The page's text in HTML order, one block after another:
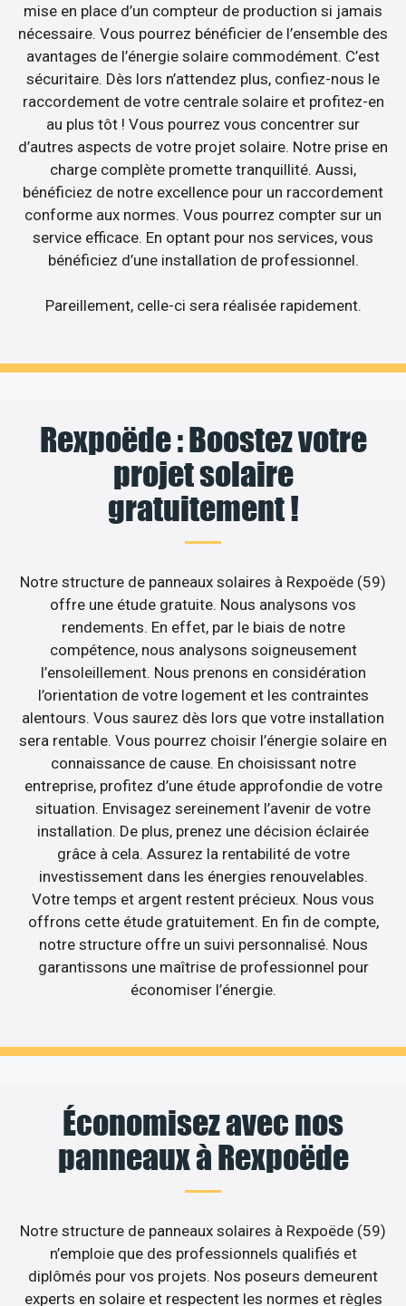
mise en place d’un compteur de production si jamais
nécessaire. Vous pourrez bénéficier de l’ensemble des
avantages de l’énergie solaire commodément. C’est
sécuritaire. Dès lors n’attendez plus, confiez-nous le
raccordement de votre centrale solaire et profitez-en
au plus tôt ! Vous pourrez vous concentrer sur
d’autres aspects de votre projet solaire. Notre prise en
charge complète promette tranquillité. Aussi,
bénéficiez de notre excellence pour un raccordement
conforme aux normes. Vous pourrez compter sur un
service efficace. En optant pour nos services, vous
bénéficiez d’une installation de professionnel.
Pareillement, celle-ci sera réalisée rapidement.
Rexpoëde : Boostez votre
projet solaire
gratuitement !
Notre structure de panneaux solaires à Rexpoëde (59)
offre une étude gratuite. Nous analysons vos
rendements. En effet, par le biais de notre
compétence, nous analysons soigneusement
l’ensoleillement. Nous prenons en considération
l’orientation de votre logement et les contraintes
alentours. Vous saurez dès lors que votre installation
sera rentable. Vous pourrez choisir l’énergie solaire en
connaissance de cause. En choisissant notre
entreprise, profitez d’une étude approfondie de votre
situation. Envisagez sereinement l’avenir de votre
installation. De plus, prenez une décision éclairée
grâce à cela. Assurez la rentabilité de votre
investissement dans les énergies renouvelables.
Votre temps et argent restent précieux. Nous vous
offrons cette étude gratuitement. En fin de compte,
notre structure offre un suivi personnalisé. Nous
garantissons une maîtrise de professionnel pour
économiser l’énergie.
Économisez avec nos
panneaux à Rexpoëde
Notre structure de panneaux solaires à Rexpoëde (59)
n’emploie que des professionnels qualifiés et
diplômés pour vos projets. Nos poseurs demeurent
experts en solaire et respectent les normes et règles